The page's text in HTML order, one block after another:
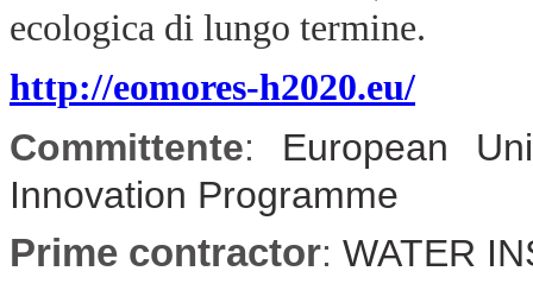
ecologica di lungo termine.
http://eomores-h2020.eu/
Committente:
European
Innovation Programme
Prime contractor: WATER